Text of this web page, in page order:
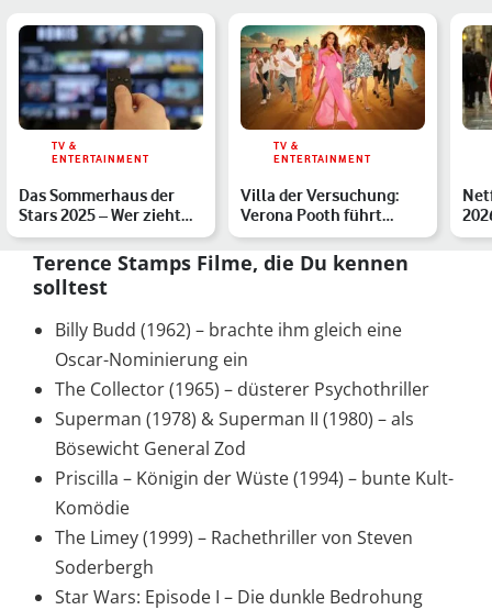
TV &
ENTERTAINMENT
Das Sommerhaus der
Stars 2025 – Wer zieht
ein? Wann geht's los? A…
TV &
ENTERTAINMENT
Villa der Versuchung:
Verona Pooth führt
durch neue Reality-Show
…
Terence Stamps Filme, die Du kennen
solltest
Billy Budd (1962) – brachte ihm gleich eine
Oscar-Nominierung ein
The Collector (1965) – düsterer Psychothriller
Superman (1978) & Superman II (1980) – als
Bösewicht General Zod
Priscilla – Königin der Wüste (1994) – bunte Kult-
Komödie
The Limey (1999) – Rachethriller von Steven
Soderbergh
Star Wars: Episode I – Die dunkle Bedrohung